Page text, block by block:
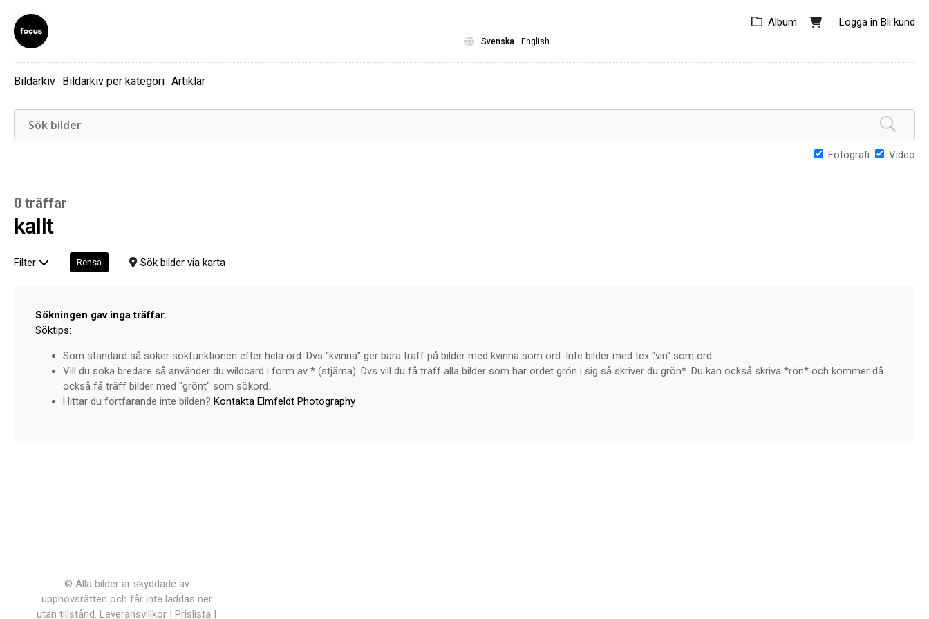
Logga in Bli kund
Album
Svenska English
Bildarkiv Bildarkiv per kategori Artiklar
Fotografi Video
0 träffar
kallt
Filter Rensa Sök bilder via karta
Sökningen gav inga träffar.
Söktips:
Som standard så söker sökfunktionen efter hela ord. Dvs "kvinna" ger bara träff på bilder med kvinna som ord. Inte bilder med tex "vin" som ord.
Vill du söka bredare så använder du wildcard i form av * (stjärna). Dvs vill du få träff alla bilder som har ordet grön i sig så skriver du grön*. Du kan också skriva *rön* och kommer då
också få träff bilder med "grönt" som sökord.
Hittar du fortfarande inte bilden? Kontakta Elmfeldt Photography
© Alla bilder är skyddade av
upphovsrätten och får inte laddas ner
utan tillstånd. Leveransvillkor | Prislista |